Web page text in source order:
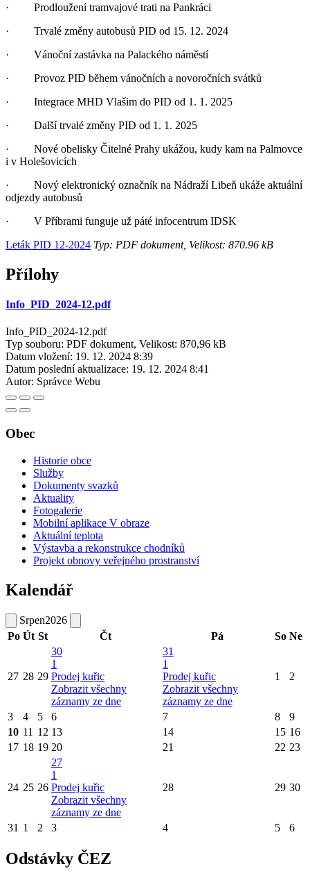
· Prodloužení tramvajové trati na Pankráci
· Trvalé změny autobusů PID od 15. 12. 2024
· Vánoční zastávka na Palackého náměstí
· Provoz PID během vánočních a novoročních svátků
· Integrace MHD Vlašim do PID od 1. 1. 2025
· Další trvalé změny PID od 1. 1. 2025
· Nové obelisky Čitelné Prahy ukážou, kudy kam na Palmovce
i v Holešovicích
· Nový elektronický označník na Nádraží Libeň ukáže aktuální
odjezdy autobusů
· V Příbrami funguje už páté infocentrum IDSK
Leták PID 12-2024 Typ: PDF dokument, Velikost: 870.96 kB
Přílohy
Info_PID_2024-12.pdf
Info_PID_2024-12.pdf
Typ souboru: PDF dokument, Velikost: 870,96 kB
Datum vložení: 19. 12. 2024 8:39
Datum poslední aktualizace: 19. 12. 2024 8:41
Autor: Správce Webu
Obec
Historie obce
Služby
Dokumenty svazků
Aktuality
Fotogalerie
Mobilní aplikace V obraze
Aktuální teplota
Výstavba a rekonstrukce chodníků
Projekt obnovy veřejného prostranství
Kalendář
Srpen2026
Po Út St Čt Pá So Ne
27 28 29
30
1
Prodej kuřic
Zobrazit všechny
záznamy ze dne
31
1
Prodej kuřic
Zobrazit všechny
záznamy ze dne
1 2
3 4 5 6 7 8
9
10 11 12 13 14 15 16
17 18 19 20 21 22 23
24 25 26
27
1
Prodej kuřic
Zobrazit všechny
záznamy ze dne
28 29 30
31 1 2 3 4 5 6
Odstávky ČEZ